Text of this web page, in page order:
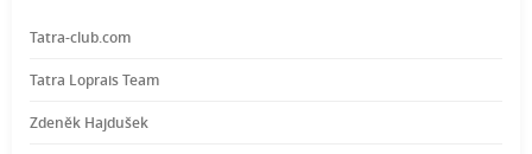
Tatra-club.com
Tatra Loprais Team
Zdeněk Hajdušek